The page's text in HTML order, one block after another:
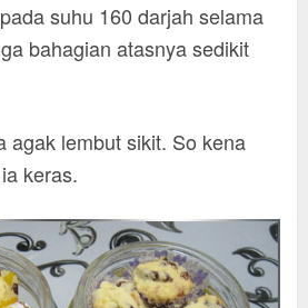
suhu 160 darjah selama
bahagian atasnya sedikit
agak lembut sikit. So kena
keras.